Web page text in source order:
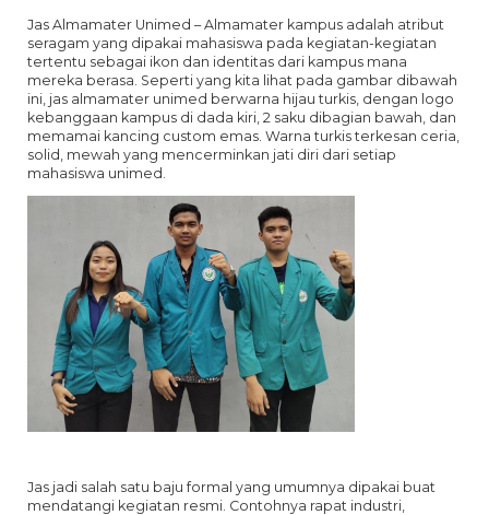
Jas Almamater Unimed – Almamater kampus adalah atribut
seragam yang dipakai mahasiswa pada kegiatan-kegiatan
tertentu sebagai ikon dan identitas dari kampus mana
mereka berasa. Seperti yang kita lihat pada gambar dibawah
ini, jas almamater unimed berwarna hijau turkis, dengan logo
kebanggaan kampus di dada kiri, 2 saku dibagian bawah, dan
memamai kancing custom emas. Warna turkis terkesan ceria,
solid, mewah yang mencerminkan jati diri dari setiap
mahasiswa unimed.
Jas jadi salah satu baju formal yang umumnya dipakai buat
mendatangi kegiatan resmi. Contohnya rapat industri,